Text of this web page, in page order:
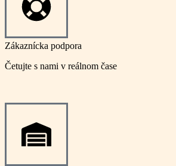
Zákaznícka podpora
Četujte s nami v reálnom čase